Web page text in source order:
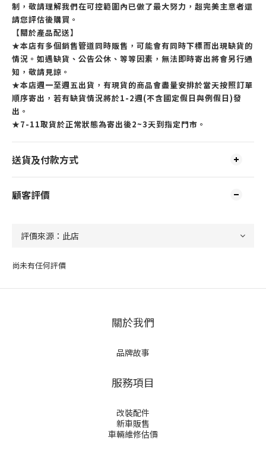
制，敬請理解我們在可控範圍內已做了最大努力，超完美主意者還
請您評估後購買。
【關於產品配送】
★本店有多個銷售管道同時販售，可能會有同時下標而出現缺貨的
情況。如遇缺貨、公告公休、等等因素，無法即時寄出將會另行通
知，敬請見諒。
★本店週一至週五出貨，有現貨的商品會盡量安排於當天按照訂單
順序寄出，若有缺貨情況將於1-2週(不含國定假日與例假日)發
出。
★7-11取貨於正常狀態為寄出後2~3天到指定門市。
送貨及付款方式
顧客評價
尚未有任何評價
關於我們
品牌故事
服務項目
改裝配件
新車販售
車輛維修估價